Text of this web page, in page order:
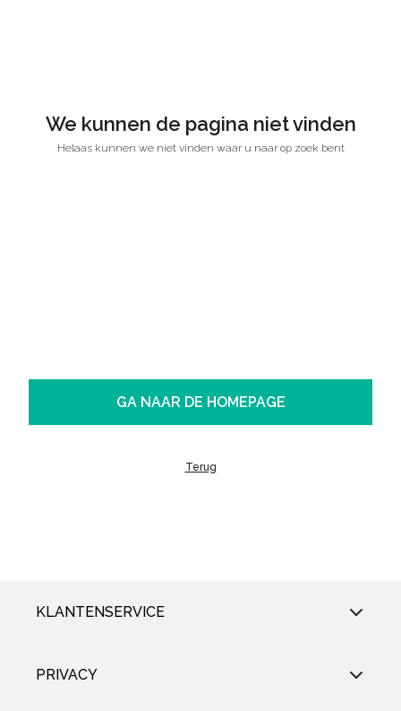
We kunnen de pagina niet vinden
Helaas kunnen we niet vinden waar u naar op zoek bent
GA NAAR DE HOMEPAGE
Terug
KLANTENSERVICE
PRIVACY